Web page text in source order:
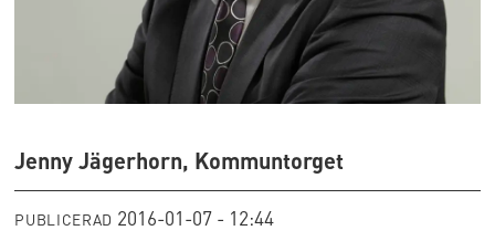
Jenny Jägerhorn, Kommuntorget
PUBLICERAD 2016-01-07 - 12:44